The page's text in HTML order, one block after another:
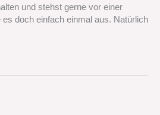
und stehst gerne vor einer
doch einfach einmal aus.‭ ‬Natürlich